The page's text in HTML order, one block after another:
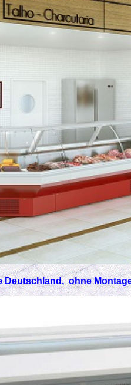
Deutschland, ohne